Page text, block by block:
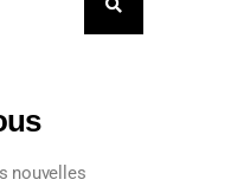
nouvelles